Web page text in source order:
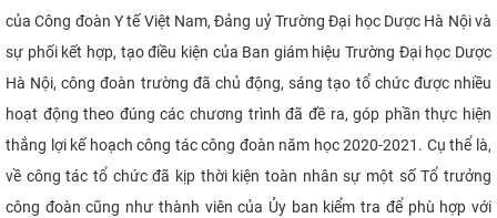
của Công đoàn Y tế Việt Nam, Đảng uỷ Trường Đại học Dược Hà Nội và
sự phối kết hợp, tạo điều kiện của Ban giám hiệu Trường Đại học Dược
Hà Nội, công đoàn trường đã chủ động, sáng tạo tổ chức được nhiều
hoạt động theo đúng các chương trình đã đề ra, góp phần thực hiện
thắng lợi kế hoạch công tác công đoàn năm học 2020-2021. Cụ thể là,
về công tác tổ chức đã kịp thời kiện toàn nhân sự một số Tổ trưởng
công đoàn cũng như thành viên của Ủy ban kiểm tra để phù hợp với